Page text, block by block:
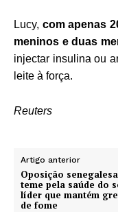
Lucy, com apenas
meninos e duas
injectar insulina ou
leite à força.
Reuters
Artigo anterior
Oposição senegalesa
teme pela saúde do
líder que mantém
de fome